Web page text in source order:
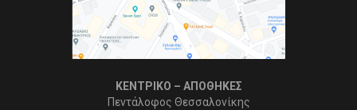
ΚΕΝΤΡΙΚΟ – ΑΠΟΘΗΚΕΣ
Πεντάλοφος Θεσσαλονίκης